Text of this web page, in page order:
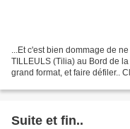
...Et c'est bien dommage de
TILLEULS (Tilia) au Bord de
grand format, et faire défiler..
Suite et fin..